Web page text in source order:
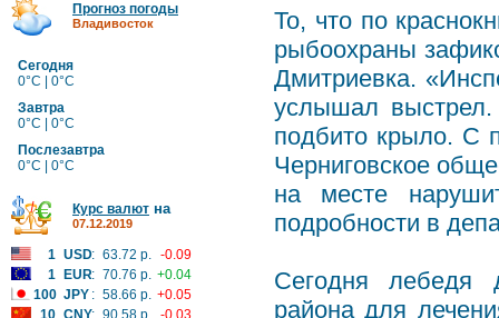
Прогноз погоды
Владивосток
Сегодня
0°C | 0°C
Завтра
0°C | 0°C
Послезавтра
0°C | 0°C
Курс валют на
07.12.2019
1 USD: 63.72 р. -0.09
1
EUR: 70.76 р. +0.04
100 JPY : 58.66 р. +0.05
10 CNY: 90.58 р. -0.03
То, что по
рыбоохраны
Дмитриевка.
услышал
подбито крыло. С
Черниговское
на месте
подробности в
Сегодня лебедя
района для